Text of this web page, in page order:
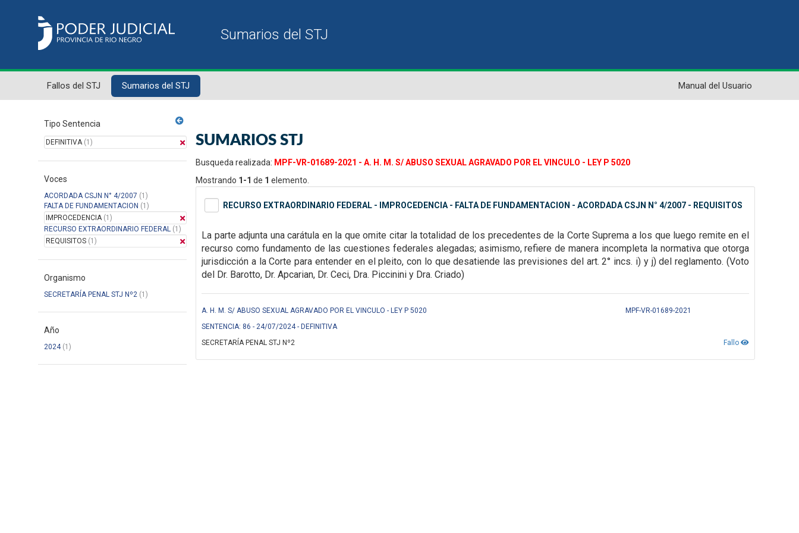
Fallos del STJ Sumarios del STJ Manual del Usuario
Tipo Sentencia
DEFINITIVA(1)
Voces
ACORDADA CSJN N° 4/2007 (1)
FALTA DE FUNDAMENTACION (1)
IMPROCEDENCIA(1)
RECURSO EXTRAORDINARIO FEDERAL (1)
REQUISITOS (1)
Organismo
SECRETARÍA PENAL STJ Nº2 (1)
Año
2024(1)
SUMARIOS STJ
Busqueda realizada: MPF-VR-01689-2021 - A. H. M. S/ ABUSO SEXUAL AGRAVADO POR EL VINCULO - LEY P 5020
Mostrando 1-1 de 1 elemento.
RECURSO EXTRAORDINARIO FEDERAL - IMPROCEDENCIA - FALTA DE FUNDAMENTACION - ACORDADA CSJN N° 4/2007 - REQUISITOS
La parte adjunta una carátula en la que omite citar la totalidad de los precedentes de la Corte Suprema a los que luego remite en el
recurso como fundamento de las cuestiones federales alegadas; asimismo, refiere de manera incompleta la normativa que otorga
jurisdicción a la Corte para entender en el pleito, con lo que desatiende las previsiones del art. 2° incs. i) y j) del reglamento. (Voto
del Dr. Barotto, Dr. Apcarian, Dr. Ceci, Dra. Piccinini y Dra. Criado)
A. H. M. S/ ABUSO SEXUAL AGRAVADO POR EL VINCULO - LEY P 5020
MPF-VR-01689-2021
SENTENCIA: 86 - 24/07/2024 - DEFINITIVA
Fallo
SECRETARÍA PENAL STJ Nº2